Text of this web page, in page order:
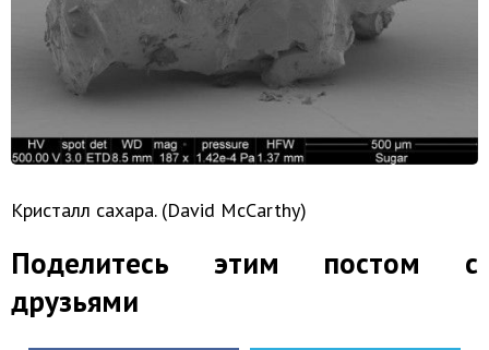
Кристалл сахара. (David McCarthy)
Поделитесь этим постом с
друзьями